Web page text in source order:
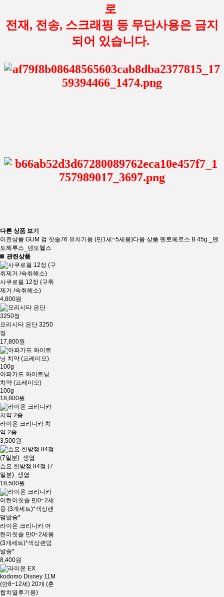
로
전재, 전송, 스크래핑 등 무단사용은 금지
되어 있습니다.
다른 상품 보기
이전상품 GUM 검 칫솔76 유치기용 (만1세~5세용)다음 상품 덴토헤르스 B 45g _덴
토헤루스_덴토헬스
관련상품
사쿠로필 12정 (구취
제거 /숙취해소)
4,800원
모리시타 은단 3250
정
17,800원
아파가드 화이트닝
치약 (프레미오)
100g
18,800원
라이온 크리니카 치
약 2종
3,500원
쇼요 한방정 84정 (7
일분)_생엽
18,500원
라이온 크리니카 어
린이칫솔 만0~2세용
(3개세트)*색상랜덤
발송*
8,400원